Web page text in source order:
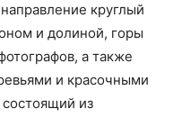
круглый
и долиной, горы
а также
и красочными
из